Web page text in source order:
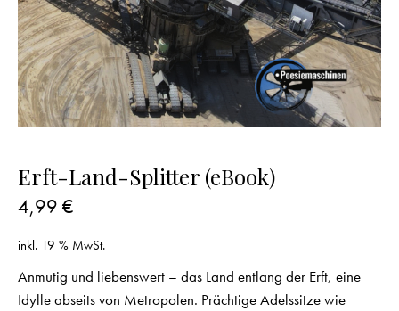
Erft-Land-Splitter (eBook)
4,99 €
inkl. 19 % MwSt.
Anmutig und liebenswert – das Land entlang der Erft, eine
Idylle abseits von Metropolen. Prächtige Adelssitze wie